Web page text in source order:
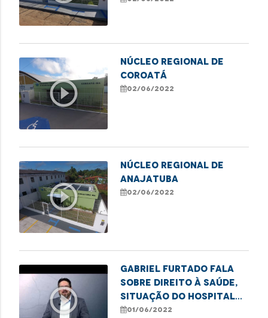
play_circle_outline
NÚCLEO REGIONAL DE
COROATÁ
02/06/2022
play_circle_outline
NÚCLEO REGIONAL DE
ANAJATUBA
02/06/2022
play_circle_outline
Gabriel Furtado fala
sobre direito à saúde,
situação do Hospital
da Criança, dentre
01/06/2022